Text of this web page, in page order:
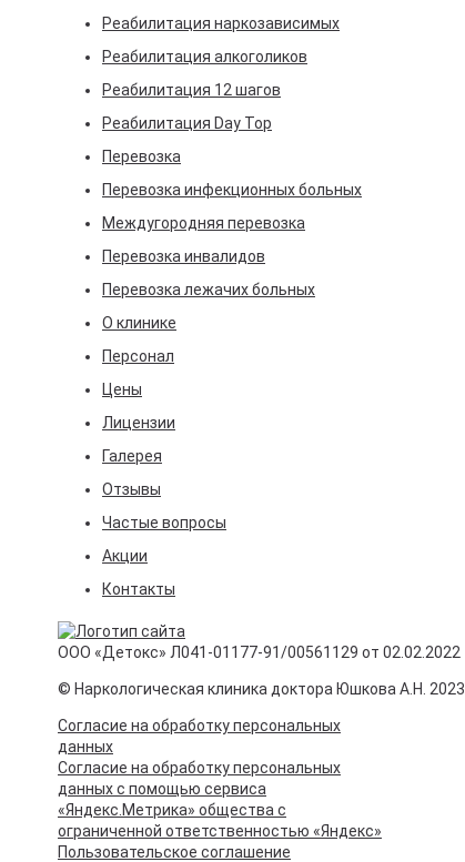
Реабилитация наркозависимых
Реабилитация алкоголиков
Реабилитация 12 шагов
Реабилитация Day Top
Перевозка
Перевозка инфекционных больных
Междугородняя перевозка
Перевозка инвалидов
Перевозка лежачих больных
О клинике
Персонал
Цены
Лицензии
Галерея
Отзывы
Частые вопросы
Акции
Контакты
ООО «Детокс» Л041-01177-91/00561129 от 02.02.2022
© Наркологическая клиника доктора Юшкова А.Н. 2023
Согласие на обработку персональных
данных
Согласие на обработку персональных
данных с помощью сервиса
«Яндекс.Метрика» общества с
ограниченной ответственностью «Яндекс»
Пользовательское соглашение